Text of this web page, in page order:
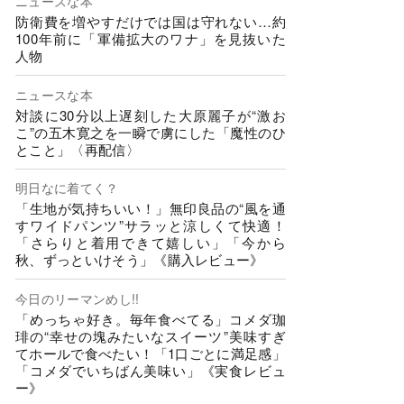
防衛費を増やすだけでは国は守れない…約
100年前に「軍備拡大のワナ」を見抜いた
人物
ニュースな本
対談に30分以上遅刻した大原麗子が“激お
こ”の五木寛之を一瞬で虜にした「魔性のひ
とこと」〈再配信〉
明日なに着てく？
「生地が気持ちいい！」無印良品の“風を通
すワイドパンツ”サラッと涼しくて快適！
「さらりと着用できて嬉しい」「今から
秋、ずっといけそう」《購入レビュー》
今日のリーマンめし!!
「めっちゃ好き。毎年食べてる」コメダ珈
琲の“幸せの塊みたいなスイーツ”美味すぎ
てホールで食べたい！「1口ごとに満足感」
「コメダでいちばん美味い」《実食レビュ
ー》